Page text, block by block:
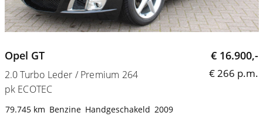
Opel GT
2.0 Turbo Leder / Premium 264
pk ECOTEC
€ 16.900,-
€ 266 p.m.
79.745 km Benzine Handgeschakeld 2009